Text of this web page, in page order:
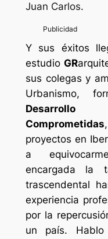
Juan Carlos.
Y sus éxitos
estudio GR
sus colegas y
Urbanismo,
Comprometidas
proyectos en
a
encargada la
trascendental
experiencia
por la
un país.